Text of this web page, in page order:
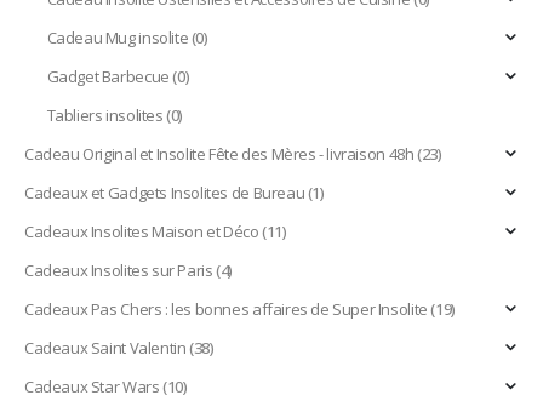
Cadeau Mug insolite(0)
Gadget Barbecue(0)
Tabliers insolites(0)
Cadeau Original et Insolite Fête des Mères - livraison 48h(23)
Cadeaux et Gadgets Insolites de Bureau(1)
Cadeaux Insolites Maison et Déco(11)
Cadeaux Insolites sur Paris(4)
Cadeaux Pas Chers : les bonnes affaires de Super Insolite(19)
Cadeaux Saint Valentin(38)
Cadeaux Star Wars(10)